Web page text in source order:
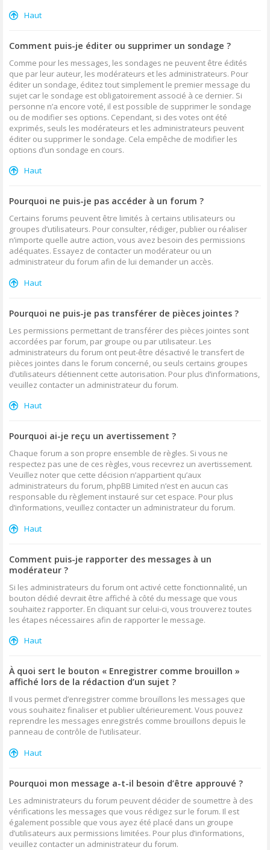
Haut
Comment puis-je éditer ou supprimer un sondage ?
Comme pour les messages, les sondages ne peuvent être édités
que par leur auteur, les modérateurs et les administrateurs. Pour
éditer un sondage, éditez tout simplement le premier message du
sujet car le sondage est obligatoirement associé à ce dernier. Si
personne n’a encore voté, il est possible de supprimer le sondage
ou de modifier ses options. Cependant, si des votes ont été
exprimés, seuls les modérateurs et les administrateurs peuvent
éditer ou supprimer le sondage. Cela empêche de modifier les
options d’un sondage en cours.
Haut
Pourquoi ne puis-je pas accéder à un forum ?
Certains forums peuvent être limités à certains utilisateurs ou
groupes d’utilisateurs. Pour consulter, rédiger, publier ou réaliser
n’importe quelle autre action, vous avez besoin des permissions
adéquates. Essayez de contacter un modérateur ou un
administrateur du forum afin de lui demander un accès.
Haut
Pourquoi ne puis-je pas transférer de pièces jointes ?
Les permissions permettant de transférer des pièces jointes sont
accordées par forum, par groupe ou par utilisateur. Les
administrateurs du forum ont peut-être désactivé le transfert de
pièces jointes dans le forum concerné, ou seuls certains groupes
d’utilisateurs détiennent cette autorisation. Pour plus d’informations,
veuillez contacter un administrateur du forum.
Haut
Pourquoi ai-je reçu un avertissement ?
Chaque forum a son propre ensemble de règles. Si vous ne
respectez pas une de ces règles, vous recevrez un avertissement.
Veuillez noter que cette décision n’appartient qu’aux
administrateurs du forum, phpBB Limited n’est en aucun cas
responsable du règlement instauré sur cet espace. Pour plus
d’informations, veuillez contacter un administrateur du forum.
Haut
Comment puis-je rapporter des messages à un
modérateur ?
Si les administrateurs du forum ont activé cette fonctionnalité, un
bouton dédié devrait être affiché à côté du message que vous
souhaitez rapporter. En cliquant sur celui-ci, vous trouverez toutes
les étapes nécessaires afin de rapporter le message.
Haut
À quoi sert le bouton « Enregistrer comme brouillon »
affiché lors de la rédaction d’un sujet ?
Il vous permet d’enregistrer comme brouillons les messages que
vous souhaitez finaliser et publier ultérieurement. Vous pouvez
reprendre les messages enregistrés comme brouillons depuis le
panneau de contrôle de l’utilisateur.
Haut
Pourquoi mon message a-t-il besoin d’être approuvé ?
Les administrateurs du forum peuvent décider de soumettre à des
vérifications les messages que vous rédigez sur le forum. Il est
également possible que vous ayez été placé dans un groupe
d’utilisateurs aux permissions limitées. Pour plus d’informations,
veuillez contacter un administrateur du forum.